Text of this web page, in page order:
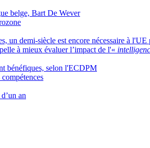
belge, Bart De Wever
un demi-siècle est encore nécessaire à
à mieux évaluer l’impact de l'«
bénéfiques, selon l'ECDPM
an